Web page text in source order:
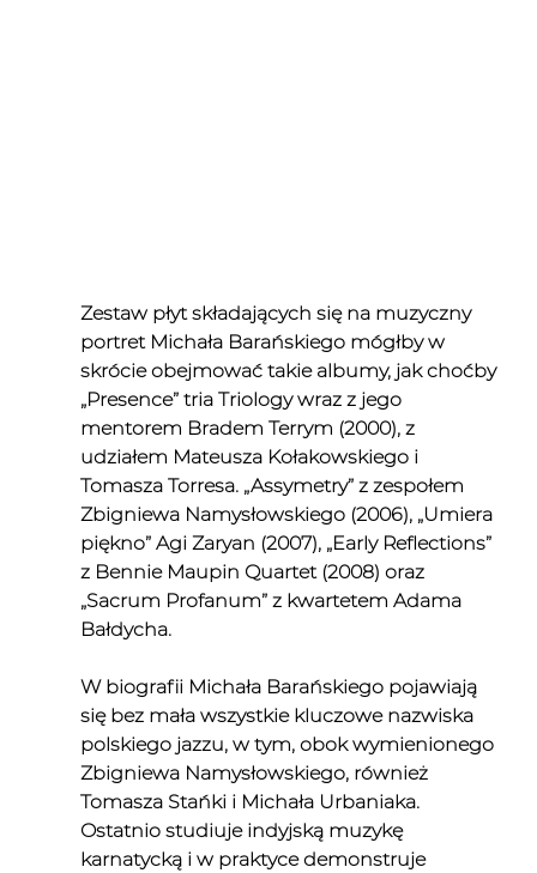
Zestaw płyt składających się na muzyczny
portret Michała Barańskiego mógłby w
skrócie obejmować takie albumy, jak choćby
„Presence” tria Triology wraz z jego
mentorem Bradem Terrym (2000), z
udziałem Mateusza Kołakowskiego i
Tomasza Torresa. „Assymetry” z zespołem
Zbigniewa Namysłowskiego (2006), „Umiera
piękno” Agi Zaryan (2007), „Early Reflections”
z Bennie Maupin Quartet (2008) oraz
„Sacrum Profanum” z kwartetem Adama
Bałdycha.
W biografii Michała Barańskiego pojawiają
się bez mała wszystkie kluczowe nazwiska
polskiego jazzu, w tym, obok wymienionego
Zbigniewa Namysłowskiego, również
Tomasza Stańki i Michała Urbaniaka.
Ostatnio studiuje indyjską muzykę
karnatycką i w praktyce demonstruje